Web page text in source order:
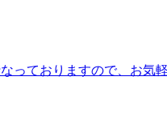
っておりますので、お気